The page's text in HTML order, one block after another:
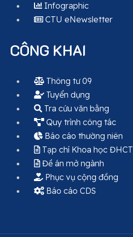
Infographic
CTU eNewsletter
CÔNG KHAI
Thông tư 09
Tuyển dụng
Tra cứu văn bằng
Quy trình công tác
Báo cáo thường niên
Tạp chí Khoa học ĐHCT
Đề án mở ngành
Phục vụ cộng đồng
Báo cáo CDS